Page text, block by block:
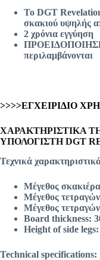
Το DGT
σκακιού υψηλής
2 χρόνια εγγύηση
ΠΡΟΕΙΔΟΠΟΙΗΣΗ:
περιλαμβάνονται
>>>>ΕΓΧΕΙΡΙΔΙΟ
ΧΑΡΑΚΤΗΡΙΣΤΙΚΑ
ΥΠΟΛΟΓΙΣΤΗ DGT
Τεχνικά
Μέγεθος
Μέγεθος
Μέγεθος
Board thickness:
Height of side
Technical specifications: